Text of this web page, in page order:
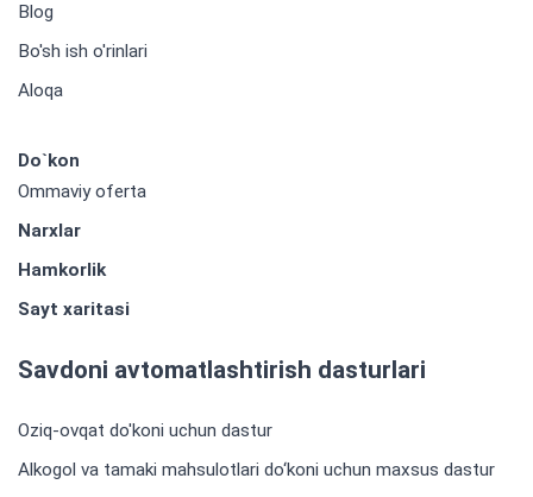
Blog
Bo'sh ish o'rinlari
Aloqa
Do`kon
Ommaviy oferta
Narxlar
Hamkorlik
Sayt xaritasi
Savdoni avtomatlashtirish dasturlari
Oziq-ovqat do'koni uchun dastur
Alkogol va tamaki mahsulotlari do‘koni uchun maxsus dastur